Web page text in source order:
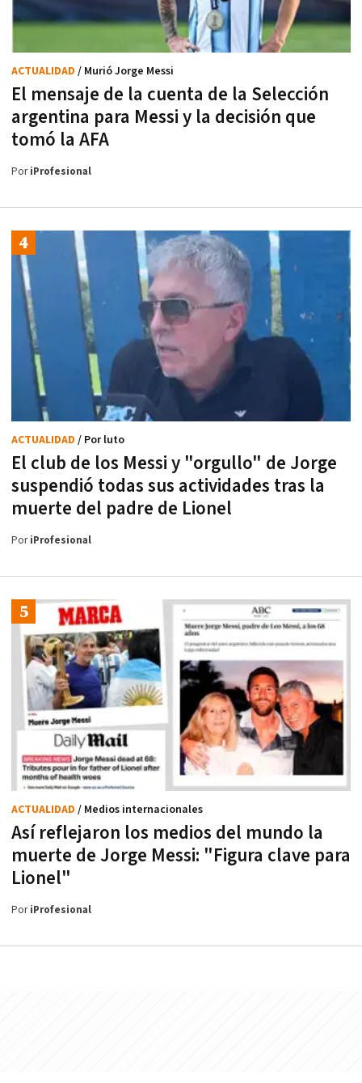
El mensaje de la cuenta de la Selección
argentina para Messi y la decisión que
tomó la AFA
ACTUALIDAD / Murió Jorge Messi
PoriProfesional
El club de los Messi y "orgullo" de Jorge
suspendió todas sus actividades tras la
muerte del padre de Lionel
ACTUALIDAD / Por luto
PoriProfesional
Así reflejaron los medios del mundo la
muerte de Jorge Messi: "Figura clave para
Lionel"
ACTUALIDAD / Medios internacionales
PoriProfesional